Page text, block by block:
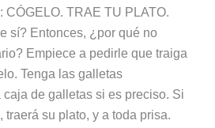
CÓGELO. TRAE TU PLATO.
sí? Entonces, ¿por qué no
Empiece a pedirle que traiga
Tenga las galletas
caja de galletas si es preciso. Si
su plato, y a toda prisa.